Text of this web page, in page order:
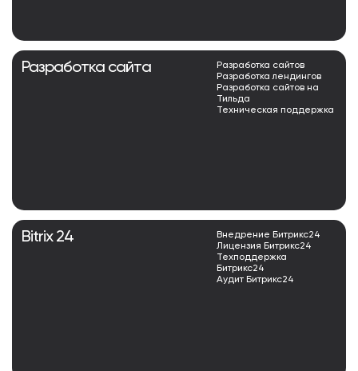
Разработка сайта
Разработка сайтов
Разработка лендингов
Разработка сайтов на
Тильда
Техническая поддержка
Bitrix 24
Внедрение Битрикс24
Лицензия Битрикс24
Техподдержка
Битрикс24
Аудит Битрикс24